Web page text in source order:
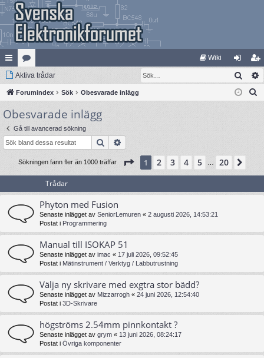
na
bb
lä
nk
ar
at
eg
ori
er
Wiki
og
ga
li
m
Aktiva trådar Sök
Forumindex Sök Obesvarade inlägg
Obesvarade inlägg
Gå till avancerad sökning
Sök
Sökningen fann fler än 1000 träffar Sida 1av20
1 2 3 4 5 20
Trådar
Phyton med Fusion
Senaste inlägget av SeniorLemuren « 2 augusti 2026, 14:53:21
Postat i Programmering
Manual till ISOKAP 51
Senaste inlägget av imac « 17 juli 2026, 09:52:45
Postat i Mätinstrument / Verktyg / Labbutrustning
Välja ny skrivare med exgtra stor bädd?
Senaste inlägget av Mizzarrogh « 24 juni 2026, 12:54:40
Postat i 3D-Skrivare
högströms 2.54mm pinnkontakt ?
Senaste inlägget av grym « 13 juni 2026, 08:24:17
Postat i Övriga komponenter